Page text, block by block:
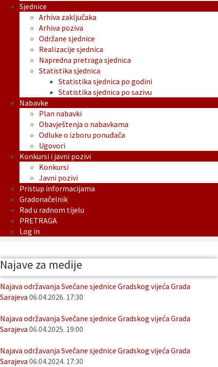
Sjednice
Arhiva zaključaka
Arhiva poziva
Održane sjednice
Realizacije sjednica
Napredna pretraga sjednica
Statistika sjednica
Statistika sjednica po godini
Statistika sjednica po sazivu
Nabavke
Plan nabavki
Obavještenja o nabavkama
Odluke o izboru ponuđača
Ugovori
Konkursi i javni pozivi
Konkursi
Javni pozivi
Pristup informacijama
Gradonačelnik
Rad u radnom tijelu
PRETRAGA
Log in
Najave za medije
Najava održavanja Svečane sjednice Gradskog vijeća Grada
Sarajeva 06.04.2026. 17:30
Najava održavanja Svečane sjednice Gradskog vijeća Grada
Sarajeva 06.04.2025. 19:00
Najava održavanja Svečane sjednice Gradskog vijeća Grada
Sarajeva 06.04.2024. 17:30